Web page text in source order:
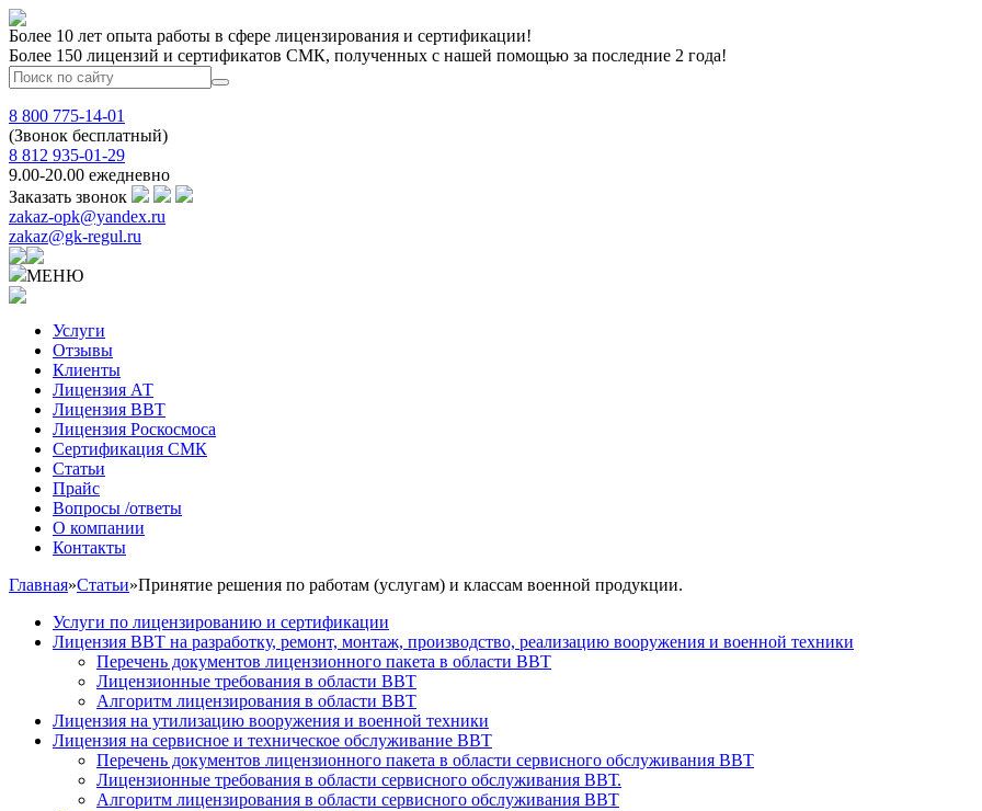
Более 10 лет опыта работы в сфере лицензирования и сертификации!
Более 150 лицензий и сертификатов СМК, полученных с нашей помощью за последние 2 года!
8 800 775-14-01
(Звонок бесплатный)
8 812 935-01-29
9.00-20.00 ежедневно
Заказать звонок
zakaz-opk@yandex.ru
zakaz@gk-regul.ru
МЕНЮ
Услуги
Отзывы
Клиенты
Лицензия АТ
Лицензия ВВТ
Лицензия Роскосмоса
Сертификация СМК
Статьи
Прайс
Вопросы /ответы
О компании
Контакты
Главная»Статьи»Принятие решения по работам (услугам) и классам военной продукции.
Услуги по лицензированию и сертификации
Лицензия ВВТ на разработку, ремонт, монтаж, производство, реализацию вооружения и военной техники
Перечень документов лицензионного пакета в области ВВТ
Лицензионные требования в области ВВТ
Алгоритм лицензирования в области ВВТ
Лицензия на утилизацию вооружения и военной техники
Лицензия на сервисное и техническое обслуживание ВВТ
Перечень документов лицензионного пакета в области сервисного обслуживания ВВТ
Лицензионные требования в области сервисного обслуживания ВВТ.
Алгоритм лицензирования в области сервисного обслуживания ВВТ